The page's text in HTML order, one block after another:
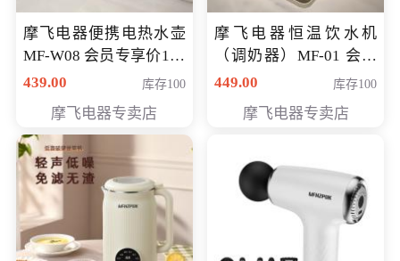
摩飞电器便携电热水壶
MF-W08 会员专享价198
元
439.00 库存100
摩飞电器专卖店
摩飞电器恒温饮水机
（调奶器）MF-01 会员
专享价366元
449.00 库存100
摩飞电器专卖店